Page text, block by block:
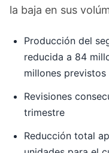
la baja en sus
Producción del
reducida a 84
millones previstos
Revisiones
trimestre
Reducción total